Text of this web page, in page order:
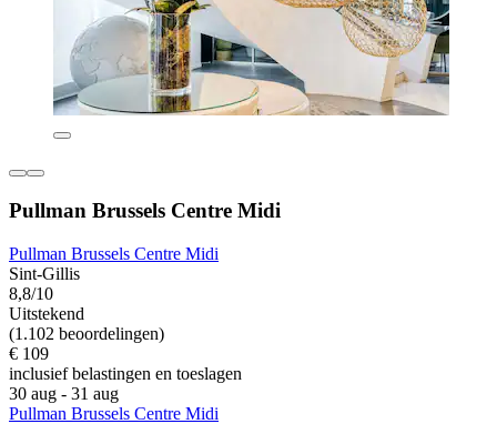
Pullman Brussels Centre Midi
Pullman Brussels Centre Midi
Sint-Gillis
8,8/10
Uitstekend
(1.102 beoordelingen)
€ 109
inclusief belastingen en toeslagen
30 aug - 31 aug
Pullman Brussels Centre Midi